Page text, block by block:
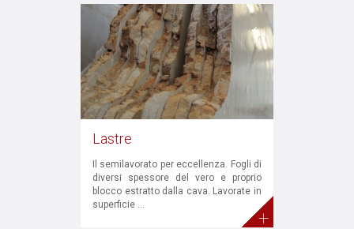
Lastre
Il semilavorato per eccellenza. Fogli di
diversi spessore del vero e proprio
blocco estratto dalla cava. Lavorate in
superficie ...
+